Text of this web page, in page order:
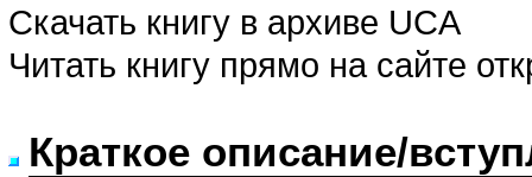
Скачать книгу в архиве UCA
Читать книгу прямо на сайте
Краткое описание/